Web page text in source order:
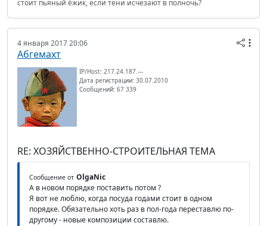
стоит пьяный ёжик, если тени исчезают в полночь?
4 января 2017 20:06
Абгемахт
IP/Host: 217.24.187.---
Дата регистрации: 30.07.2010
Сообщений: 67 339
RE: ХОЗЯЙСТВЕННО-СТРОИТЕЛЬНАЯ ТЕМА
Сообщение от OlgaNic
А в новом порядке поставить потом ?
Я вот не люблю, когда посуда годами стоит в одном
порядке. Обязательно хоть раз в пол-года переставлю по-
другому - новые композиции составлю.